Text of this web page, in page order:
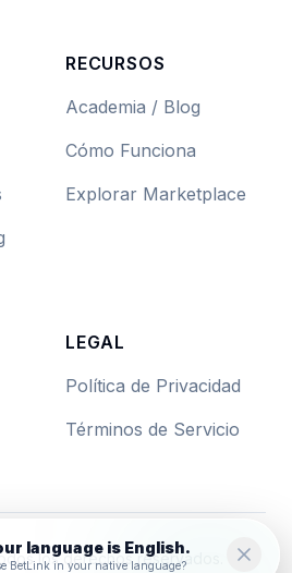
RECURSOS
Academia / Blog
Cómo Funciona
Explorar Marketplace
LEGAL
Política de Privacidad
Términos de Servicio
los derechos reservados.
language is English.
BetLink in your native language?